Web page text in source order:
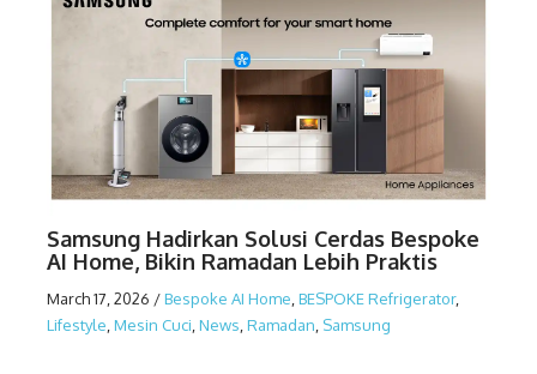
Samsung Hadirkan Solusi Cerdas Bespoke
AI Home, Bikin Ramadan Lebih Praktis
March 17, 2026 /Bespoke AI Home BESPOKE Refrigerator,
Lifestyle Mesin Cuci News Ramadan Samsung